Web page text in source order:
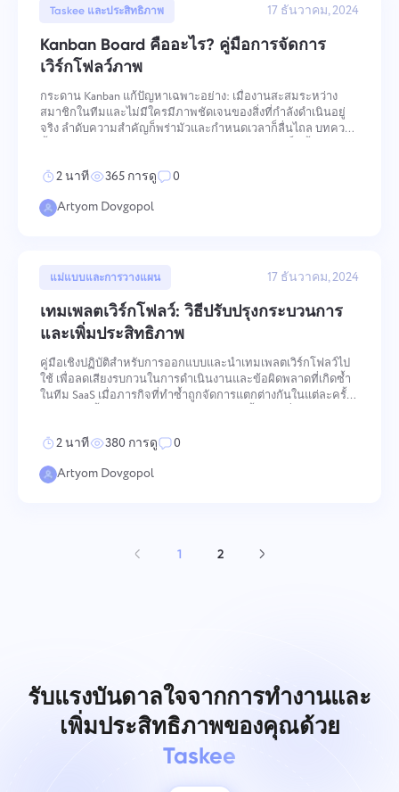
Taskee และประสิทธิภาพ 17 ธันวาคม, 2024
Kanban Board คืออะไร? คู่มือการจัดการ
เวิร์กโฟลว์ภาพ
กระดาน Kanban แก้ปัญหาเฉพาะอย่าง: เมื่องานสะสมระหว่าง
สมาชิกในทีมและไม่มีใครมีภาพชัดเจนของสิ่งที่กำลังดำเนินอยู่
จริง ลำดับความสำคัญก็พร่ามัวและกำหนดเวลาก็ลื่นไถล บทความ
ขวดทั่2 นาที 365 การดู
0
Artyom Dovgopol
แม่แบบและการวางแผน 17 ธันวาคม, 2024
เทมเพลตเวิร์กโฟลว์: วิธีปรับปรุงกระบวนการ
และเพิ่มประสิทธิภาพ
คู่มือเชิงปฏิบัติสำหรับการออกแบบและนำเทมเพลตเวิร์กโฟลว์ไป
ใช้ เพื่อลดเสียงรบกวนในการดำเนินงานและข้อผิดพลาดที่เกิดซ้ำ
ในทีม SaaS เมื่อภารกิจที่ทำซ้ำถูกจัดการแตกต่างกันในแต่ละครั้ง
2 นาที 380 การดู
0
Artyom Dovgopol
1 2
รับแรงบันดาลใจจากการทำงานและ
เพิ่มประสิทธิภาพของคุณด้วย
Taskee